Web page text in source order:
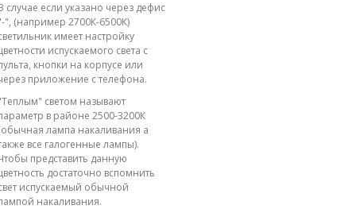
случае если указано через дефис
", (например 2700К-6500К)
имеет настройку
испускаемого света с
кнопки на корпусе или
приложение с телефона.
светом называют
в районе 2500-3200К
лампа накаливания а
все галогенные лампы).
представить данную
достаточно вспомнить
испускаемый обычной
накаливания.